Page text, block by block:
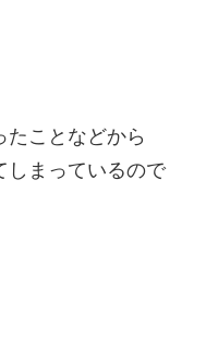
ことなどから
しまっているので